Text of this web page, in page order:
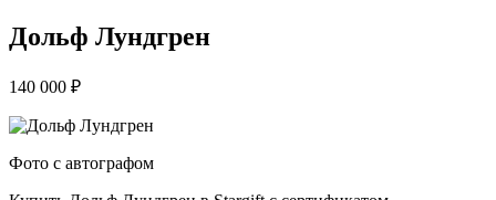
Дольф Лундгрен
140 000 ₽
Фото с автографом